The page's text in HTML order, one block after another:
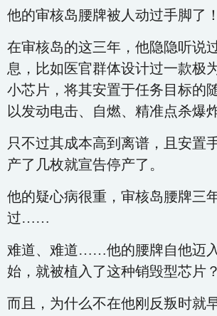
他的审核岛腰牌被人动过手脚了！
在审核岛的这三年，他隐隐听说
息，比如医官群体设计过一款极
小芯片，将其安置于任务目标的
以发动电击、自燃、精准点杀爆
只不过其成本高到离谱，且安置
产了几枚就宣告停产了。
他的疑心病很重，审核岛腰牌三
过……
难道、难道……他的腰牌自他迈
始，就被植入了这种销毁型芯片
而且，为什么不在他刚反叛时就